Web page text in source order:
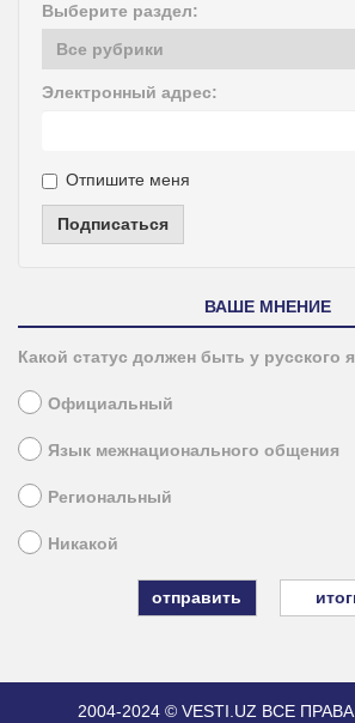
Выберите раздел:
Электронный адрес:
Отпишите меня
Подписаться
ВАШЕ МНЕНИЕ
Какой статус должен быть у русского
Официальный
Язык межнационального общения
Региональный
Никакой
2004-2024 © VESTI.UZ ВСЕ